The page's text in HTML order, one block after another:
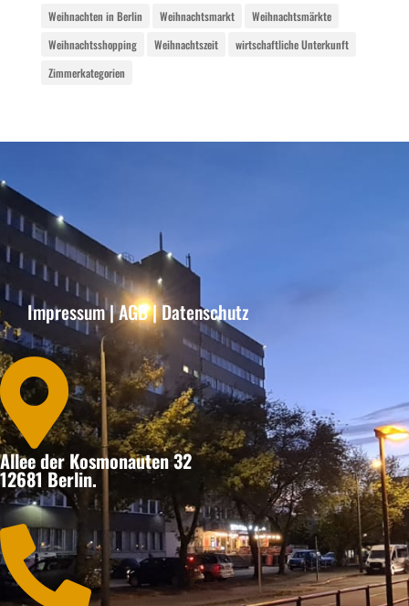
Weihnachten in Berlin
Weihnachtsmarkt
Weihnachtsmärkte
Weihnachtsshopping
Weihnachtszeit
wirtschaftliche Unterkunft
Zimmerkategorien
Impressum|AGB|Datenschutz

Allee der Kosmonauten 32
12681 Berlin.
